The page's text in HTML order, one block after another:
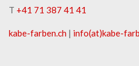
T +41 71 387 41 41
kabe-​farben.ch | info(at)kabe-​